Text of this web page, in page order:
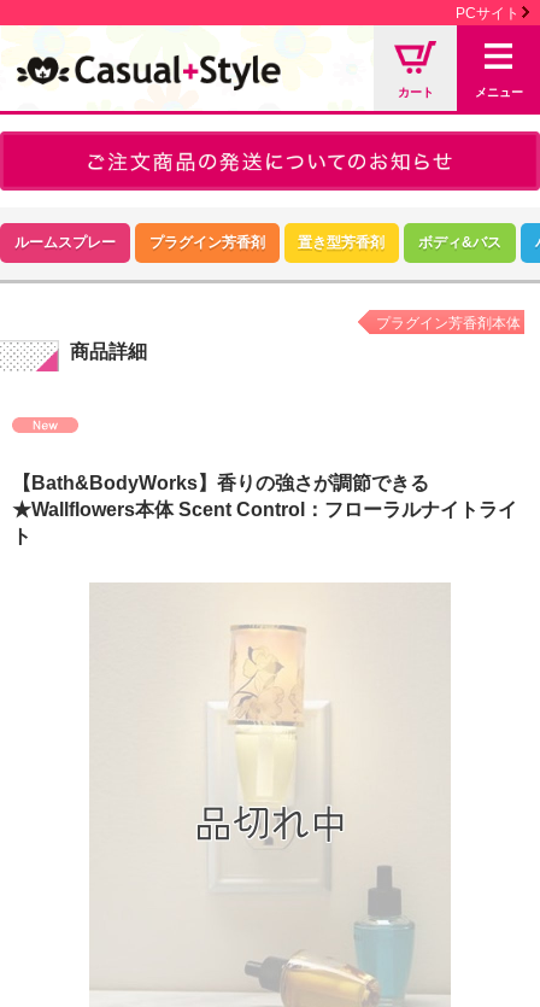
PCサイト
カート メニュー
ルームスプレー プラグイン芳香剤 置き型芳香剤 ボディ&バス
商品詳細
プラグイン芳香剤本体
【Bath&BodyWorks】香りの強さが調節できる
★Wallflowers本体 Scent Control：フローラルナイトライ
ト